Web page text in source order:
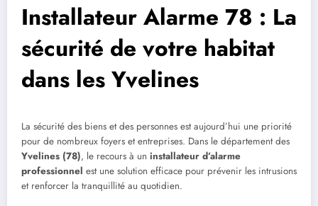
Installateur Alarme 78 : La
sécurité de votre habitat
dans les Yvelines
La sécurité des biens et des personnes est aujourd’hui une priorité
pour de nombreux foyers et entreprises. Dans le département des
Yvelines (78), le recours à un installateur d’alarme
professionnel est une solution efficace pour prévenir les intrusions
et renforcer la tranquillité au quotidien.